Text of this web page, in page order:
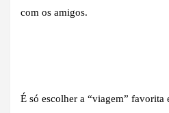
com os amigos.
É só escolher a “viagem” favorita